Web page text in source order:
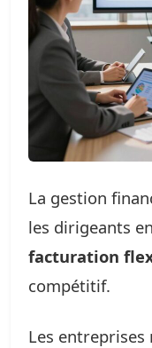
La gestion
les dirigeants
facturation
compétitif.
Les